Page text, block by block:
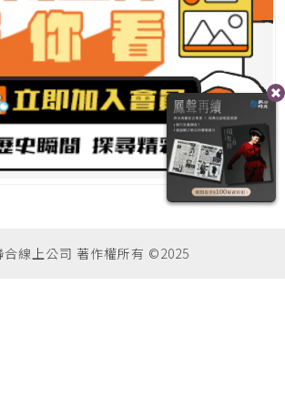
合線上公司 著作權所有 ©2025